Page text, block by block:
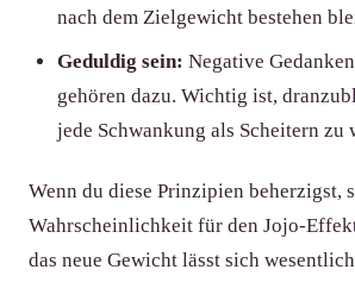
nach dem Zielgewicht bestehen
Geduldig sein: Negative
gehören dazu. Wichtig ist,
jede Schwankung als Scheitern zu
Wenn du diese Prinzipien beherzigst,
Wahrscheinlichkeit für den Jojo-
das neue Gewicht lässt sich